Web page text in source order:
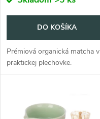
d
u
o
d
u
DO KOŠÍKA
Prémiová organická matcha v
praktickej plechovke.